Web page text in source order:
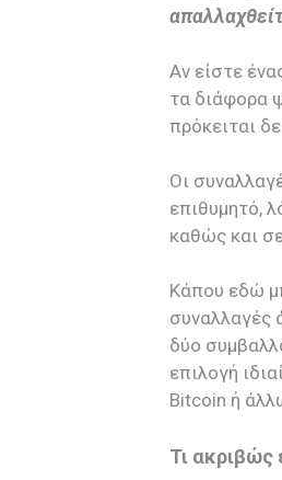
Αν είστε
τα διάφορα
πρόκειται
Οι
επιθυμητό,
καθώς και
Κάπου εδώ
συναλλαγές
δύο
επιλογή
Bitcoin ή
Τι ακριβώς